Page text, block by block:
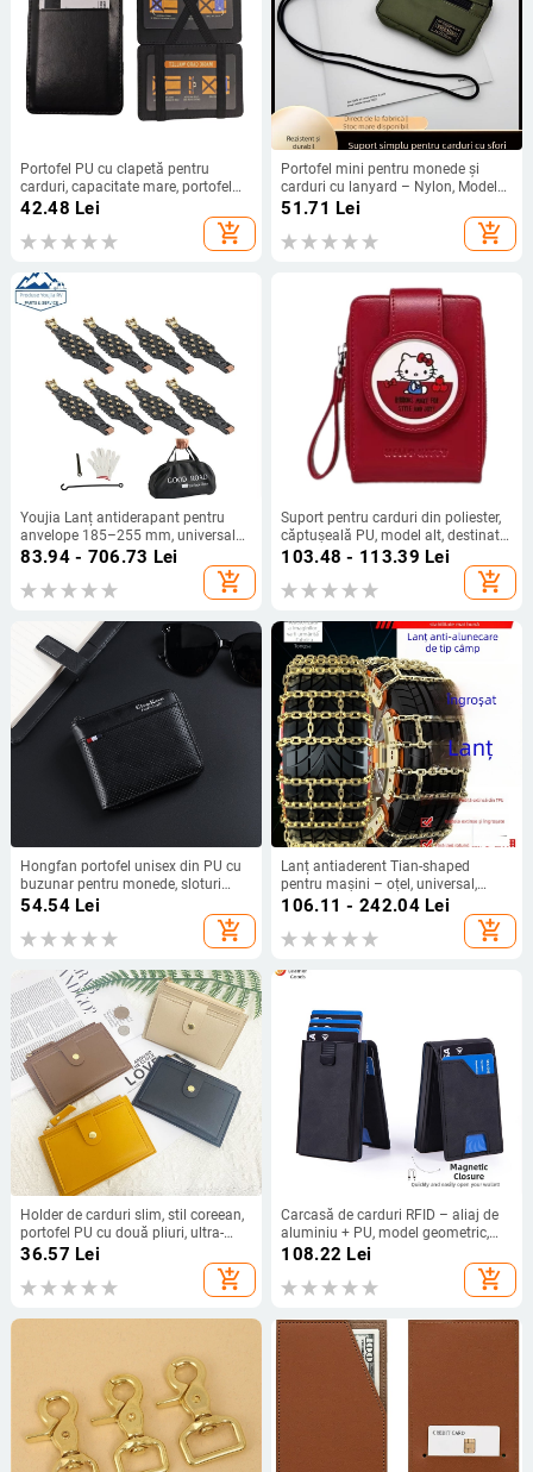
Portofel PU cu clapetă pentru
carduri, capacitate mare, portofel
bărbătesc, logo personalizat
42.48 Lei
add_shopping_cart
Portofel mini pentru monede și
carduri cu lanyard – Nylon, Model
literă, Unisex, Princess diana leather
goods, Stil urban minimalist,
Organizator pentru căști și chei
51.71 Lei
add_shopping_cart
Youjia Lanț antiderapant pentru
anvelope 185–255 mm, universal
pentru RV și autoturisme, lopată
demontabilă multifuncțională
pentru zăpadă,
83.94 - 706.73 Lei
add_shopping_cart
Suport pentru carduri din poliester,
căptușeală PU, model alt, destinat
depozitării acasă
103.48 - 113.39 Lei
add_shopping_cart
Hongfan portofel unisex din PU cu
buzunar pentru monede, sloturi
pentru carduri și ID, impermeabil,
ultra-ușor, extensie – Primăvara
2024
54.54Lei
add_shopping_cart
Lanț antiaderent Tian-shaped
pentru mașini – oțel, universal,
potrivit pentru anvelope 165–275,
pentru autoturisme, SUV-uri, off-
road și vehicule comerciale;
106.11 - 242.04Lei
add_shopping_cart
Holder de carduri slim, stil coreean,
portofel PU cu două pliuri, ultra-
ușor, unisex
36.57 Lei
add_shopping_cart
Carcasă de carduri RFID – aliaj de
aluminiu + PU, model geometric,
unisex, stil urban, stocare carduri
108.22 Lei
add_shopping_cart